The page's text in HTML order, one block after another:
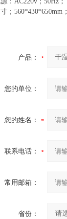
； 560*430*650mm；
产品：
您的单位：
您的姓名：
联系电话：
常用邮箱：
省份：